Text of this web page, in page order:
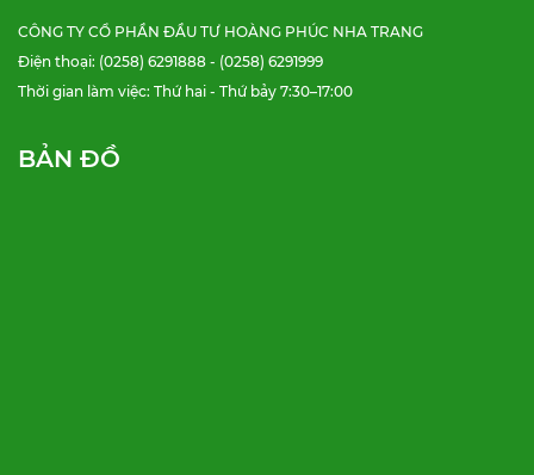
CÔNG TY CỔ PHẦN ĐẦU TƯ HOÀNG PHÚC NHA TRANG
Điện thoại: (0258) 6291888 - (0258) 6291999
Thời gian làm việc: Thứ hai - Thứ bảy 7:30–17:00
BẢN ĐỒ